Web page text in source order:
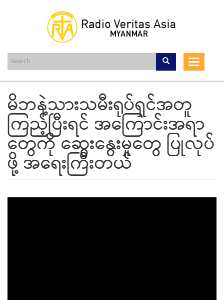
content
Toggle
မိဘနဲ့သားသမီးရုပ်ရှင်အတူ
ကြည့်ပြီးရင် အကြောင်းအရာ
တွေကို ဆွေးနွေးမှုတွေ ပြုလုပ်
ဖို့ အရေးကြီးတယ်